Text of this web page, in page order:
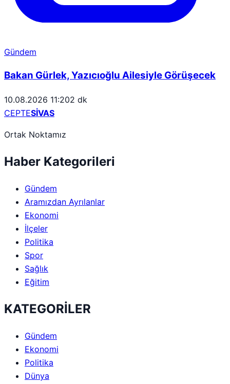
Gündem
Bakan Gürlek, Yazıcıoğlu Ailesiyle Görüşecek
10.08.2026 11:202 dk
CEPTESİVAS
Ortak Noktamız
Haber Kategorileri
Gündem
Aramızdan Ayrılanlar
Ekonomi
İlçeler
Politika
Spor
Sağlık
Eğitim
KATEGORİLER
Gündem
Ekonomi
Politika
Dünya